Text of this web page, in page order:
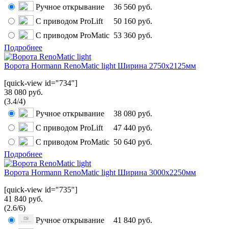
Ручное открывание
36 560 руб.
С приводом ProLift
50 160 руб.
С приводом ProMatic 53 360 руб.
Подробнее
Ворота Hormann RenoMatic light Ширина 2750x2125мм
[quick-view id="734"]
38 080 руб.
(3.4/4)
Ручное открывание
38 080 руб.
С приводом ProLift
47 440 руб.
С приводом ProMatic 50 640 руб.
Подробнее
Ворота Hormann RenoMatic light Ширина 3000x2250мм
[quick-view id="735"]
41 840 руб.
(2.6/6)
Ручное открывание
41 840 руб.